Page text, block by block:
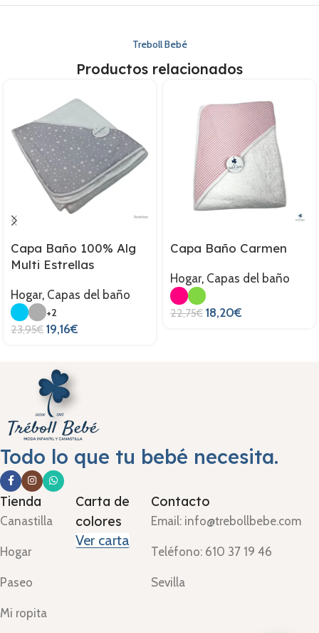
Treboll Bebé
Productos relacionados
Capa Baño 100% Alg
Multi Estrellas
Hogar, Capas del baño
+2
23,95€ 19,16€
Capa Baño Carmen
Hogar, Capas del baño
22,75€ 18,20€
Todo lo que tu bebé necesita.
Tienda
Canastilla
Hogar
Paseo
Mi ropita
Carta de
colores
Ver carta
Contacto
Email: info@trebollbebe.com
Teléfono: 610 37 19 46
Sevilla